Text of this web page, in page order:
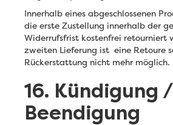
Innerhalb eines abgeschlossenen
die erste Zustellung innerhalb der
Widerrufsfrist kostenfrei retourniert
zweiten Lieferung ist eine Retoure
Rückerstattung nicht mehr möglich.
16. Kündigung /
Beendigung